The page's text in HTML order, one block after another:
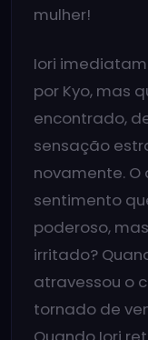
mulher!
Iori
por Kyo, mas
encontrado,
sensação
novamente.
sentimento
poderoso,
irritado?
atravessou o
tornado de